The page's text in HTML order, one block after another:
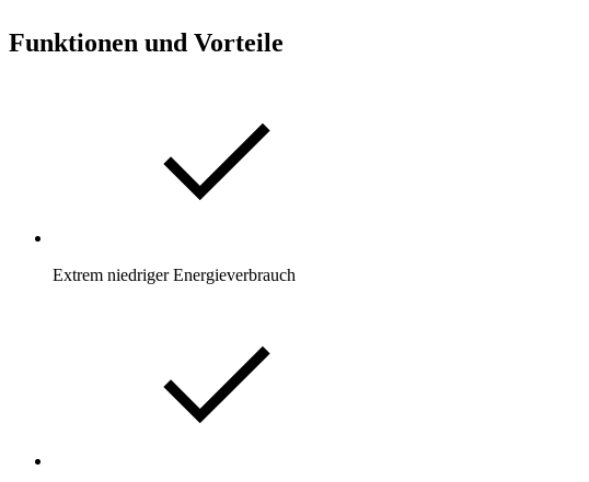
Funktionen und Vorteile
Extrem niedriger Energieverbrauch